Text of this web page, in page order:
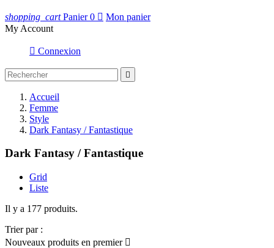
shopping_cart Panier 0  Mon panier
My Account
 Connexion

Accueil
Femme
Style
Dark Fantasy / Fantastique
Dark Fantasy / Fantastique
Grid
Liste
Il y a 177 produits.
Trier par :
Nouveaux produits en premier 